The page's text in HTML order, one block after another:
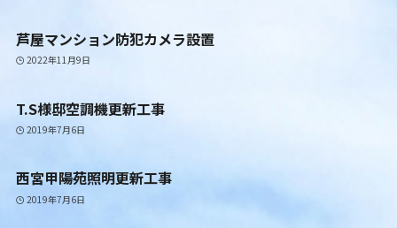
芦屋マンション防犯カメラ設置
2022年11月9日
T.S様邸空調機更新工事
2019年7月6日
西宮甲陽苑照明更新工事
2019年7月6日